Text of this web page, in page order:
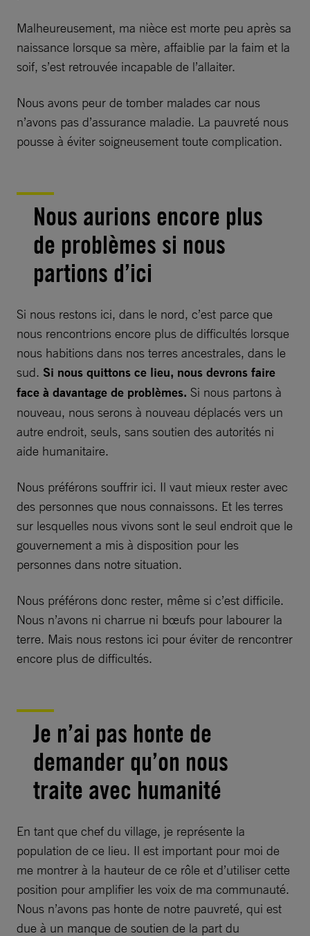
Malheureusement, ma nièce est morte peu après sa
naissance lorsque sa mère, affaiblie par la faim et la
soif, s’est retrouvée incapable de l’allaiter.
Nous avons peur de tomber malades car nous
n’avons pas d’assurance maladie. La pauvreté nous
pousse à éviter soigneusement toute complication.
Nous aurions encore plus
de problèmes si nous
partions d’ici
Si nous restons ici, dans le nord, c’est parce que
nous rencontrions encore plus de difficultés lorsque
nous habitions dans nos terres ancestrales, dans le
sud. Si nous quittons ce lieu, nous devrons faire
face à davantage de problèmes. Si nous partons à
nouveau, nous serons à nouveau déplacés vers un
autre endroit, seuls, sans soutien des autorités ni
aide humanitaire.
Nous préférons souffrir ici. Il vaut mieux rester avec
des personnes que nous connaissons. Et les terres
sur lesquelles nous vivons sont le seul endroit que le
gouvernement a mis à disposition pour les
personnes dans notre situation.
Nous préférons donc rester, même si c’est difficile.
Nous n’avons ni charrue ni bœufs pour labourer la
terre. Mais nous restons ici pour éviter de rencontrer
encore plus de difficultés.
Je n’ai pas honte de
demander qu’on nous
traite avec humanité
En tant que chef du village, je représente la
population de ce lieu. Il est important pour moi de
me montrer à la hauteur de ce rôle et d’utiliser cette
position pour amplifier les voix de ma communauté.
Nous n’avons pas honte de notre pauvreté, qui est
due à un manque de soutien de la part du